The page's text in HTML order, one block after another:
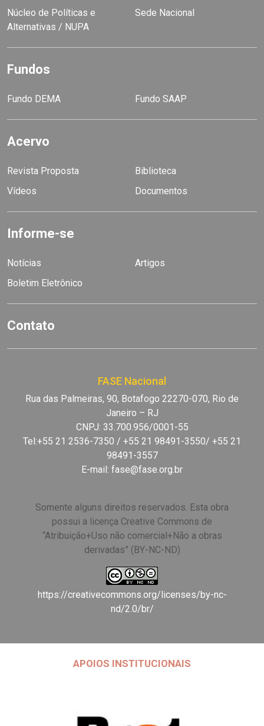
Núcleo de Políticas e
Alternativas / NUPA
Sede Nacional
Fundos
Fundo DEMA Fundo SAAP
Acervo
Revista Proposta
Biblioteca
Vídeos
Documentos
Informe-se
Notícias
Artigos
Boletim Eletrônico
Contato
FASE Nacional
Rua das Palmeiras, 90, Botafogo 22270-070, Rio de
Janeiro – RJ
CNPJ: 33.700.956/0001-55
Tel:+55 21 2536-7350 / +55 21 98491-3550/ +55 21
98491-3557
E-mail: fase@fase.org.br
Somente alguns direitos reservados. Esta obra
possui a licença Creative Commons de
“Atribuição+Uso não comercial+Não a obras
derivadas” (BY-NC-ND)
https://creativecommons.org/licenses/by-nc-
nd/2.0/br/
APOIOS INSTITUCIONAIS